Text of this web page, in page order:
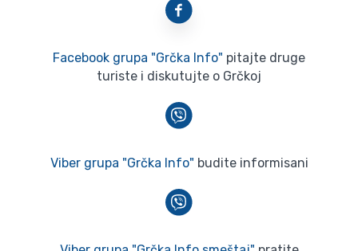
Facebook grupa "Grčka Info" pitajte druge
turiste i diskutujte o Grčkoj
Viber grupa "Grčka Info" budite informisani